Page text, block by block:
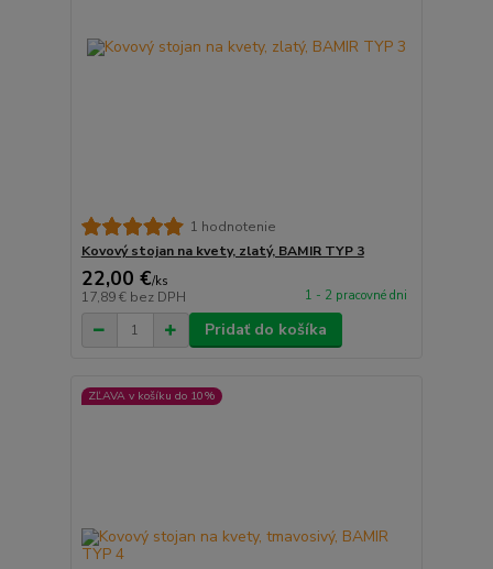
1 hodnotenie
Kovový stojan na kvety, zlatý, BAMIR TYP 3
22,00 €/ks
17,89 € bez DPH 1 - 2 pracovné dni
Pridať do košíka
ZĽAVA v košíku do 10%